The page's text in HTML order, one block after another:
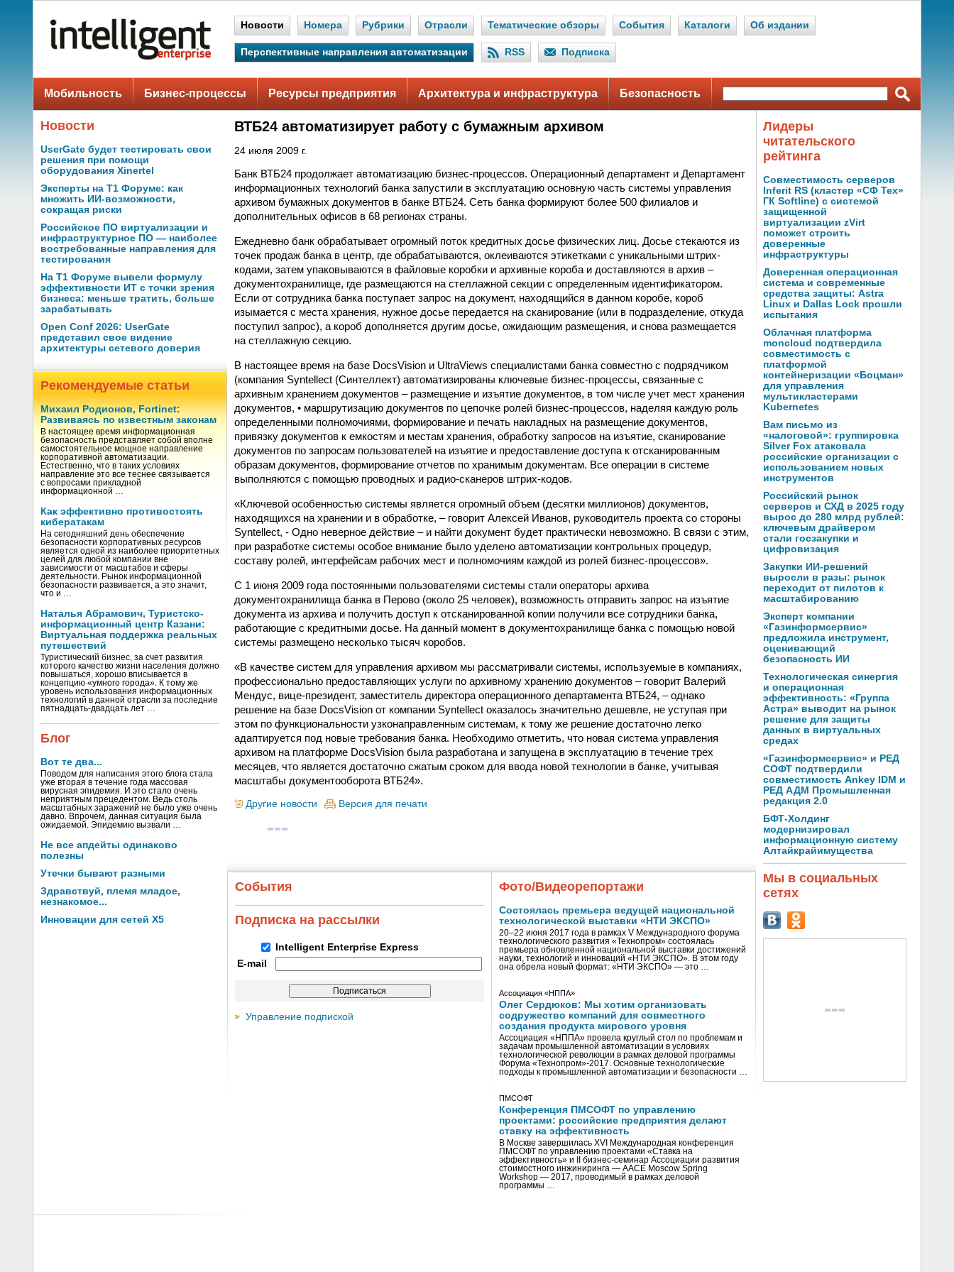
Новости Номера Рубрики Отрасли Тематические обзоры События Каталоги Об издании
Перспективные направления автоматизации RSS Подписка
Мобильность Бизнес-процессы Ресурсы предприятия Архитектура и инфраструктура Безопасность
Новости
UserGate будет тестировать свои
решения при помощи
оборудования Xinertel
Эксперты на Т1 Форуме: как
множить ИИ-возможности,
сокращая риски
Российское ПО виртуализации и
инфраструктурное ПО — наиболее
востребованные направления для
тестирования
На Т1 Форуме вывели формулу
эффективности ИТ с точки зрения
бизнеса: меньше тратить, больше
зарабатывать
Open Conf 2026: UserGate
представил свое видение
архитектуры сетевого доверия
Рекомендуемые статьи
Михаил Родионов, Fortinet:
Развиваясь по известным законам
В настоящее время информационная
безопасность представляет собой вполне
самостоятельное мощное направление
корпоративной автоматизации.
Естественно, что в таких условиях
направление это все теснее связывается
с вопросами прикладной
информационной …
Как эффективно противостоять
кибератакам
На сегодняшний день обеспечение
безопасности корпоративных ресурсов
является одной из наиболее приоритетных
целей для любой компании вне
зависимости от масштабов и сферы
деятельности. Рынок информационной
безопасности развивается, а это значит,
что и …
Наталья Абрамович, Туристско-
информационный центр Казани:
Виртуальная поддержка реальных
путешествий
Туристический бизнес, за счет развития
которого качество жизни населения должно
повышаться, хорошо вписывается в
концепцию «умного города». К тому же
уровень использования информационных
технологий в данной отрасли за последние
пятнадцать-двадцать лет …
Блог
Вот те два...
Поводом для написания этого блога стала
уже вторая в течение года массовая
вирусная эпидемия. И это стало очень
неприятным прецедентом. Ведь столь
масштабных заражений не было уже очень
давно. Впрочем, данная ситуация была
ожидаемой. Эпидемию вызвали …
Не все апдейты одинаково
полезны
Утечки бывают разными
Здравствуй, племя младое,
незнакомое...
Инновации для сетей X5
ВТБ24 автоматизирует работу с бумажным архивом
24 июля 2009 г.
Банк ВТБ24 продолжает автоматизацию бизнес-процессов. Операционный департамент и Департамент
информационных технологий банка запустили в эксплуатацию основную часть системы управления
архивом бумажных документов в банке ВТБ24. Сеть банка формируют более 500 филиалов и
дополнительных офисов в 68 регионах страны.
Ежедневно банк обрабатывает огромный поток кредитных досье физических лиц. Досье стекаются из
точек продаж банка в центр, где обрабатываются, оклеиваются этикетками с уникальными штрих-
кодами, затем упаковываются в файловые коробки и архивные короба и доставляются в архив –
документохранилище, где размещаются на стеллажной секции с определенным идентификатором.
Если от сотрудника банка поступает запрос на документ, находящийся в данном коробе, короб
изымается с места хранения, нужное досье передается на сканирование (или в подразделение, откуда
поступил запрос), а короб дополняется другим досье, ожидающим размещения, и снова размещается
на стеллажную секцию.
В настоящее время на базе DocsVision и UltraViews специалистами банка совместно с подрядчиком
(компания Syntellect (Синтеллект) автоматизированы ключевые бизнес-процессы, связанные с
архивным хранением документов – размещение и изъятие документов, в том числе учет мест хранения
документов, • маршрутизацию документов по цепочке ролей бизнес-процессов, наделяя каждую роль
определенными полномочиями, формирование и печать накладных на размещение документов,
привязку документов к емкостям и местам хранения, обработку запросов на изъятие, сканирование
документов по запросам пользователей на изъятие и предоставление доступа к отсканированным
образам документов, формирование отчетов по хранимым документам. Все операции в системе
выполняются с помощью проводных и радио-сканеров штрих-кодов.
«Ключевой особенностью системы является огромный объем (десятки миллионов) документов,
находящихся на хранении и в обработке, – говорит Алексей Иванов, руководитель проекта со стороны
Syntellect, - Одно неверное действие – и найти документ будет практически невозможно. В связи с этим,
при разработке системы особое внимание было уделено автоматизации контрольных процедур,
составу ролей, интерфейсам рабочих мест и полномочиям каждой из ролей бизнес-процессов».
С 1 июня 2009 года постоянными пользователями системы стали операторы архива
документохранилища банка в Перово (около 25 человек), возможность отправить запрос на изъятие
документа из архива и получить доступ к отсканированной копии получили все сотрудники банка,
работающие с кредитными досье. На данный момент в документохранилище банка с помощью новой
системы размещено несколько тысяч коробов.
«В качестве систем для управления архивом мы рассматривали системы, используемые в компаниях,
профессионально предоставляющих услуги по архивному хранению документов – говорит Валерий
Мендус, вице-президент, заместитель директора операционного департамента ВТБ24, – однако
решение на базе DocsVision от компании Syntellect оказалось значительно дешевле, не уступая при
этом по функциональности узконаправленным системам, к тому же решение достаточно легко
адаптируется под новые требования банка. Необходимо отметить, что новая система управления
архивом на платформе DocsVision была разработана и запущена в эксплуатацию в течение трех
месяцев, что является достаточно сжатым сроком для ввода новой технологии в банке, учитывая
масштабы документооборота ВТБ24».
Другие новости Версия для печати
События
Подписка на рассылки
Intelligent Enterprise Express
E-mail
Управление подпиской
Фото/Видеорепортажи
Состоялась премьера ведущей национальной
технологической выставки «НТИ ЭКСПО»
20–22 июня 2017 года в рамках V Международного форума
технологического развития «Технопром» состоялась
премьера обновленной национальной выставки достижений
науки, технологий и инноваций «НТИ ЭКСПО». В этом году
она обрела новый формат: «НТИ ЭКСПО» — это …
Ассоциация «НППА»
Олег Сердюков: Мы хотим организовать
содружество компаний для совместного
создания продукта мирового уровня
Ассоциация «НППА» провела круглый стол по проблемам и
задачам промышленной автоматизации в условиях
технологической революции в рамках деловой программы
Форума «Технопром»-2017. Основные технологические
подходы к промышленной автоматизации и безопасности …
ПМСОФТ
Конференция ПМСОФТ по управлению
проектами: российские предприятия делают
ставку на эффективность
В Москве завершилась XVI Международная конференция
ПМСОФТ по управлению проектами «Ставка на
эффективность» и II бизнес-семинар Ассоциации развития
стоимостного инжиниринга — AACE Moscow Spring
Workshop — 2017, проводимый в рамках деловой
программы …
Лидеры
читательского
рейтинга
Совместимость серверов
Inferit RS (кластер «СФ Тех»
ГК Softline) с системой
защищенной
виртуализации zVirt
поможет строить
доверенные
инфраструктуры
Доверенная операционная
система и современные
средства защиты: Astra
Linux и Dallas Lock прошли
испытания
Облачная платформа
moncloud подтвердила
совместимость с
платформой
контейнеризации «Боцман»
для управления
мультикластерами
Kubernetes
Вам письмо из
«налоговой»: группировка
Silver Fox атаковала
российские организации с
использованием новых
инструментов
Российский рынок
серверов и СХД в 2025 году
вырос до 280 млрд рублей:
ключевым драйвером
стали госзакупки и
цифровизация
Закупки ИИ-решений
выросли в разы: рынок
переходит от пилотов к
масштабированию
Эксперт компании
«Газинформсервис»
предложила инструмент,
оценивающий
безопасность ИИ
Технологическая синергия
и операционная
эффективность: «Группа
Астра» выводит на рынок
решение для защиты
данных в виртуальных
средах
«Газинформсервис» и РЕД
СОФТ подтвердили
совместимость Ankey IDM и
РЕД АДМ Промышленная
редакция 2.0
БФТ-Холдинг
модернизировал
информационную систему
Алтайкрайимущества
Мы в социальных
сетях